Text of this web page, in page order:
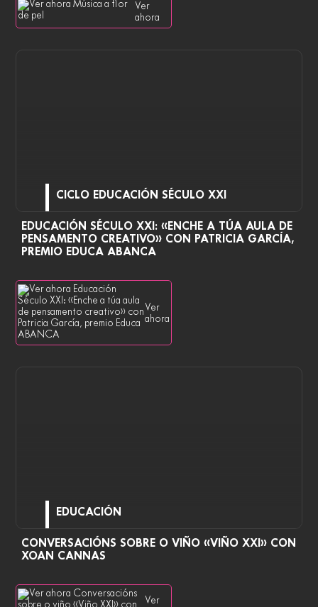
Ver
ahora
CICLO EDUCACIÓN SÉCULO XXI
EDUCACIÓN SÉCULO XXI: «ENCHE A TÚA AULA DE
PENSAMENTO CREATIVO» CON PATRICIA GARCÍA,
PREMIO EDUCA ABANCA
Ver
ahora
EDUCACIÓN
CONVERSACIÓNS SOBRE O VIÑO «VIÑO XXI» CON
XOAN CANNAS
Ver